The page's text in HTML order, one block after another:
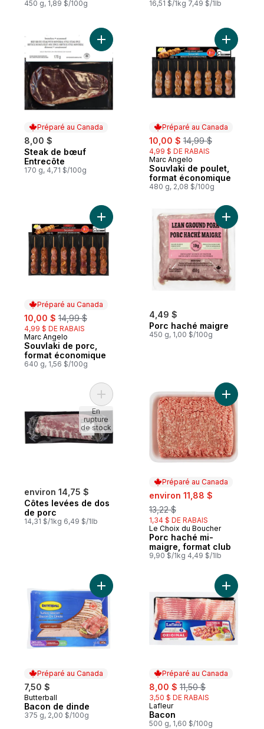
450 g, 1,89 $/100g 16,51 $/1kg 7,49 $/1lb
Préparé au Canada
8,00 $
Préparé au Canada
Steak de bœuf
Entrecôte
170 g, 4,71 $/100g
Ajouter Steak de bœuf Entrecôte au
Préparé au Canada
sale:
10,00 $ , formerly:
14,99 $
4,99 $ DE RABAIS
Préparé au Canada
Marc Angelo
Souvlaki de poulet,
format économique
480 g, 2,08 $/100g
Ajouter
Préparé au Canada
sale:
10,00 $ , formerly:
14,99 $
4,99 $ DE RABAIS
Préparé au Canada
Marc Angelo
Souvlaki de porc,
format économique
640 g, 1,56 $/100g
Ajouter Souvlaki de porc, format
4,49 $
Porc haché maigre
450 g, 1,00 $/100g
Ajouter
environ 14,75 $
Côtes levées de dos
de porc
14,31 $/1kg 6,49 $/1lb
Ajouter Côtes levées de dos de porc au
En
rupture
de stock
Préparé au Canada
sale:
environ 11,88 $
13,22 $
1,34 $ DE RABAIS
Préparé au Canada
Le Choix du Boucher
Porc haché mi-
maigre, format club
9,90 $/1kg 4,49 $/1lb
Ajouter
Préparé au Canada
7,50 $
Préparé au Canada
Butterball
Bacon de dinde
375 g, 2,00 $/100g
Ajouter Bacon de dinde au panier
Préparé au Canada
sale:
8,00 $ , formerly:
11,50 $
3,50 $ DE RABAIS
Préparé au Canada
Lafleur
Bacon
500 g, 1,60 $/100g
Ajouter